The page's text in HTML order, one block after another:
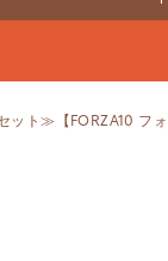
ット≫【FORZA10 フ